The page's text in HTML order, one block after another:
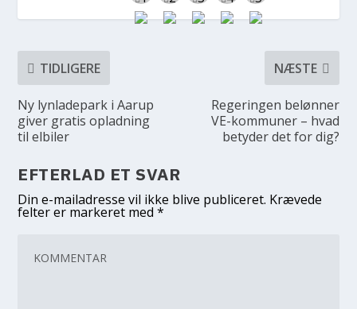
TIDLIGERE
Ny lynladepark i Aarup
giver gratis opladning
til elbiler
NÆSTE
Regeringen belønner
VE-kommuner – hvad
betyder det for dig?
EFTERLAD ET SVAR
Din e-mailadresse vil ikke blive publiceret. Krævede
felter er markeret med*